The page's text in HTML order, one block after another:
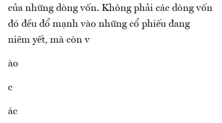
của những dòng vốn. Không phải các dòng vốn
đó đều đổ mạnh vào những cổ phiếu đang
niêm yết, mà còn v
ào
c
ác